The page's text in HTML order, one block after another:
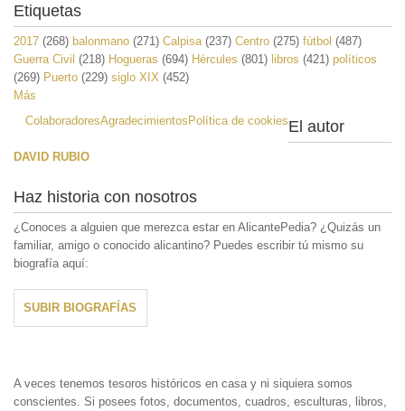
Etiquetas
2017 (268) balonmano (271) Calpisa (237) Centro (275) fútbol (487)
Guerra Civil (218) Hogueras (694) Hércules (801) libros (421) políticos
(269) Puerto (229) siglo XIX (452)
Más
ColaboradoresAgradecimientos Política de cookiesEl autor
DAVID RUBIO
Haz historia con nosotros
¿Conoces a alguien que merezca estar en AlicantePedia? ¿Quizás un
familiar, amigo o conocido alicantino? Puedes escribir tú mismo su
biografía aquí:
SUBIR BIOGRAFÍAS
A veces tenemos tesoros históricos en casa y ni siquiera somos
conscientes. Si posees fotos, documentos, cuadros, esculturas, libros,